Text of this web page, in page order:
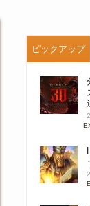
ピックアップ